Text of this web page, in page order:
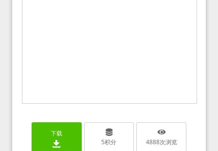
下载
5积分 4888次浏览